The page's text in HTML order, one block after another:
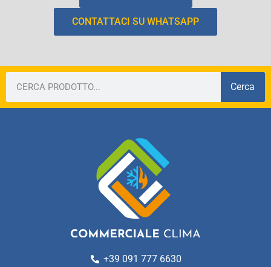
CONTATTACI SU WHATSAPP
Cerca
+39 091 777 6630